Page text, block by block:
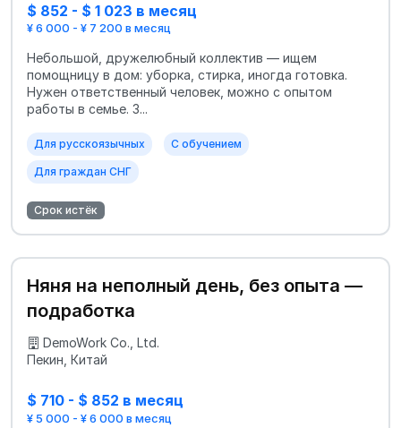
$ 852 - $ 1 023 в месяц
¥ 6 000 - ¥ 7 200 в месяц
Небольшой, дружелюбный коллектив — ищем
помощницу в дом: уборка, стирка, иногда готовка.
Нужен ответственный человек, можно с опытом
работы в семье. З...
Для русскоязычных С обучением
Для граждан СНГ
Срок истёк
Няня на неполный день, без опыта —
подработка
DemoWork Co., Ltd.
Пекин, Китай
$ 710 - $ 852 в месяц
¥ 5 000 - ¥ 6 000 в месяц